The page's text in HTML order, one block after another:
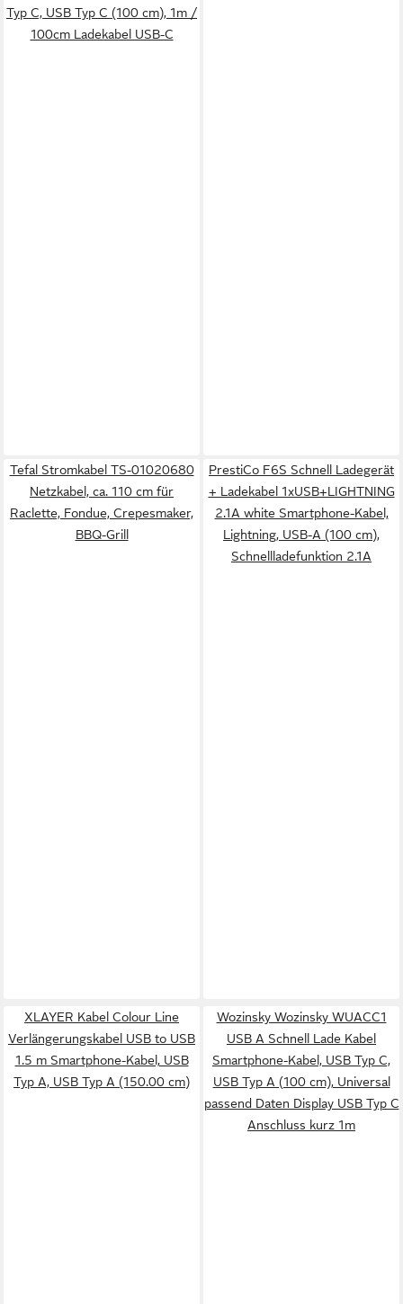
Typ C, USB Typ C (100 cm), 1m /
100cm Ladekabel USB-C
Tefal Stromkabel TS-01020680
Netzkabel, ca. 110 cm für
Raclette, Fondue, Crepesmaker,
BBQ-Grill
PrestiCo F6S​ Schnell Ladegerät
+ Ladekabel​ 1xUSB+LIGHTNING​
2​.​1A​ white Smartphone-Kabel,
Lightning, USB-A (100 cm),
Schnellladefunktion 2​.​1A
XLAYER Kabel Colour Line
Verlängerungskabel USB to USB
1.5 m Smartphone-Kabel, USB
Typ A, USB Typ A (150.00 cm)
Wozinsky Wozinsky WUACC1
USB A Schnell Lade Kabel
Smartphone-Kabel, USB Typ C,
USB Typ A (100 cm), Universal
passend Daten Display USB Typ C
Anschluss kurz 1m